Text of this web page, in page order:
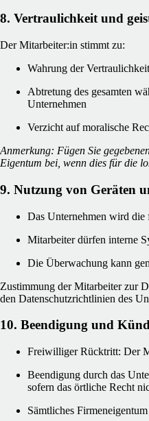
8. Vertraulichkeit und
Der Mitarbeiter:in stimmt zu:
Wahrung der
Abtretung des gesamten
Unternehmen
Verzicht auf moralische
Anmerkung: Fügen Sie
Eigentum bei, wenn dies für die
9. Nutzung von Geräten
Das Unternehmen wird die
Mitarbeiter dürfen interne
Die Überwachung kann
Zustimmung der Mitarbeiter zur
den Datenschutzrichtlinien des
10. Beendigung und
Freiwilliger Rücktritt: Der
Beendigung durch das
sofern das örtliche Recht
Sämtliches